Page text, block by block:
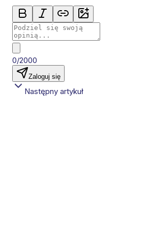
0/2000
Zaloguj się
Następny artykuł